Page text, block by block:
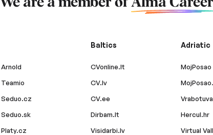
Arnold
Teamio
Seduo.cz
Seduo.sk
Platy.cz
Baltics
CVonline.lt
CV.lv
CV.ee
Dirbam.lt
Visidarbi.lv
Adriatic
MojPosao
Hercul.hr
Virtual